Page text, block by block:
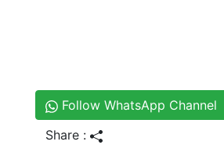
Follow WhatsApp Channel
Share :